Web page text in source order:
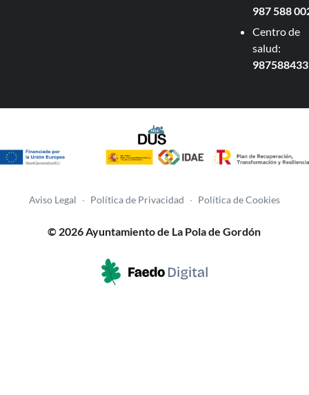
987 588
Centro de
salud:
987588433
Aviso Legal · Política de Privacidad · Política de Cookies
© 2026 Ayuntamiento de La Pola de Gordón